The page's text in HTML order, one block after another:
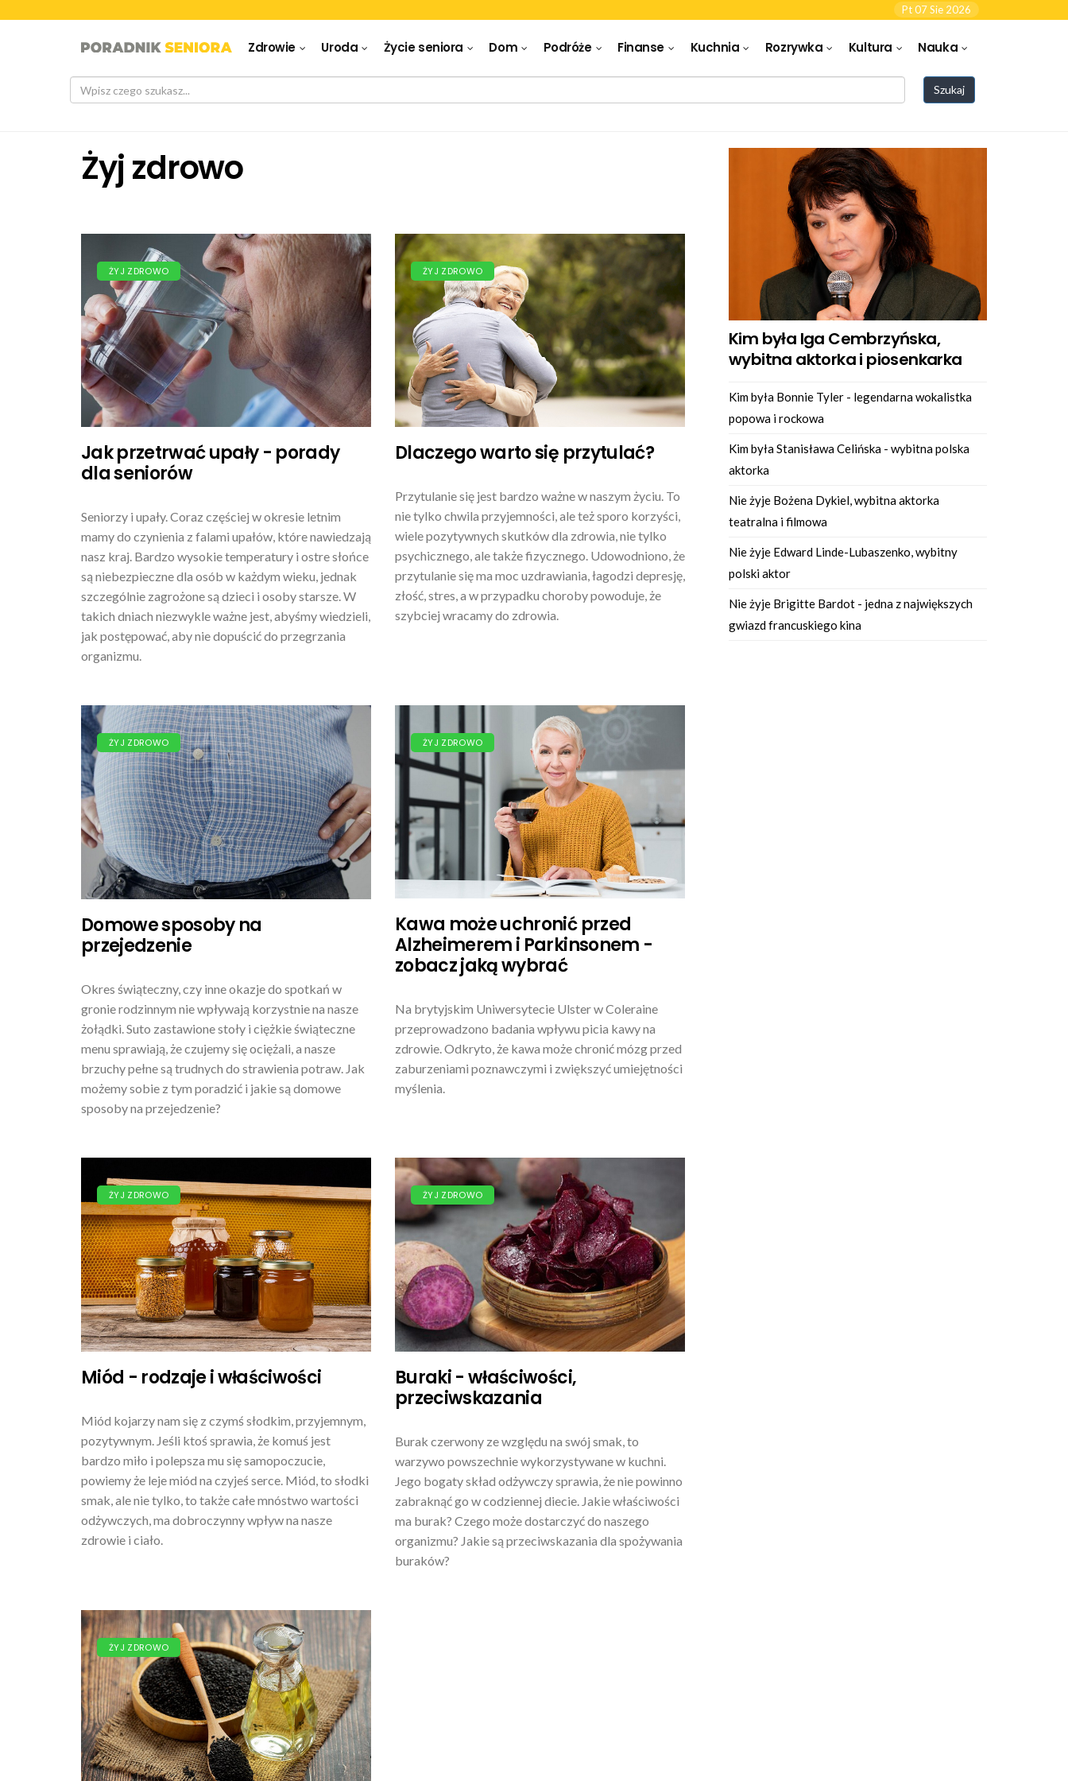
Pt 07 Sie 2026
Zdrowie Uroda Życie seniora Dom Podróże Finanse Kuchnia Rozrywka Kultura Nauka
Szukaj
Żyj zdrowo
ŻYJ ZDROWO
Jak przetrwać upały - porady
dla seniorów
Seniorzy i upały. Coraz częściej w okresie letnim
mamy do czynienia z falami upałów, które nawiedzają
nasz kraj. Bardzo wysokie temperatury i ostre słońce
są niebezpieczne dla osób w każdym wieku, jednak
szczególnie zagrożone są dzieci i osoby starsze. W
takich dniach niezwykle ważne jest, abyśmy wiedzieli,
jak postępować, aby nie dopuścić do przegrzania
organizmu.
ŻYJ ZDROWO
Dlaczego warto się przytulać?
Przytulanie się jest bardzo ważne w naszym życiu. To
nie tylko chwila przyjemności, ale też sporo korzyści,
wiele pozytywnych skutków dla zdrowia, nie tylko
psychicznego, ale także fizycznego. Udowodniono, że
przytulanie się ma moc uzdrawiania, łagodzi depresję,
złość, stres, a w przypadku choroby powoduje, że
szybciej wracamy do zdrowia.
ŻYJ ZDROWO
Domowe sposoby na
przejedzenie
Okres świąteczny, czy inne okazje do spotkań w
gronie rodzinnym nie wpływają korzystnie na nasze
żołądki. Suto zastawione stoły i ciężkie świąteczne
menu sprawiają, że czujemy się ociężali, a nasze
brzuchy pełne są trudnych do strawienia potraw. Jak
możemy sobie z tym poradzić i jakie są domowe
sposoby na przejedzenie?
ŻYJ ZDROWO
Kawa może uchronić przed
Alzheimerem i Parkinsonem -
zobacz jaką wybrać
Na brytyjskim Uniwersytecie Ulster w Coleraine
przeprowadzono badania wpływu picia kawy na
zdrowie. Odkryto, że kawa może chronić mózg przed
zaburzeniami poznawczymi i zwiększyć umiejętności
myślenia.
ŻYJ ZDROWO
Miód - rodzaje i właściwości
Miód kojarzy nam się z czymś słodkim, przyjemnym,
pozytywnym. Jeśli ktoś sprawia, że komuś jest
bardzo miło i polepsza mu się samopoczucie,
powiemy że leje miód na czyjeś serce. Miód, to słodki
smak, ale nie tylko, to także całe mnóstwo wartości
odżywczych, ma dobroczynny wpływ na nasze
zdrowie i ciało.
ŻYJ ZDROWO
Buraki - właściwości,
przeciwskazania
Burak czerwony ze względu na swój smak, to
warzywo powszechnie wykorzystywane w kuchni.
Jego bogaty skład odżywczy sprawia, że nie powinno
zabraknąć go w codziennej diecie. Jakie właściwości
ma burak? Czego może dostarczyć do naszego
organizmu? Jakie są przeciwskazania dla spożywania
buraków?
ŻYJ ZDROWO
Kim była Iga Cembrzyńska,
wybitna aktorka i piosenkarka
Kim była Bonnie Tyler - legendarna wokalistka
popowa i rockowa
Kim była Stanisława Celińska - wybitna polska
aktorka
Nie żyje Bożena Dykiel, wybitna aktorka
teatralna i filmowa
Nie żyje Edward Linde-Lubaszenko, wybitny
polski aktor
Nie żyje Brigitte Bardot - jedna z największych
gwiazd francuskiego kina